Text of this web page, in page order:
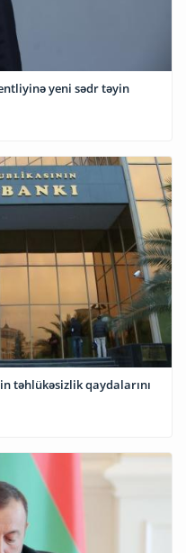
yeni sədr təyin
təhlükəsizlik qaydalarını